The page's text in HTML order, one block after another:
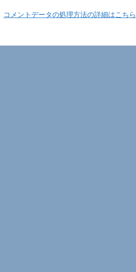
コメントデータの処理方法の詳細はこちら